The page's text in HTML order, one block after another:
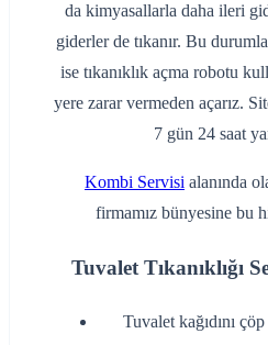
da kimyasallarla daha ileri
giderler de tıkanır. Bu
ise tıkanıklık açma robotu
yere zarar vermeden açarız.
7 gün 24 saat
Kombi Servisi alanında
firmamız bünyesine bu
Tuvalet Tıkanıklığı
‌Tuvalet kağıdını